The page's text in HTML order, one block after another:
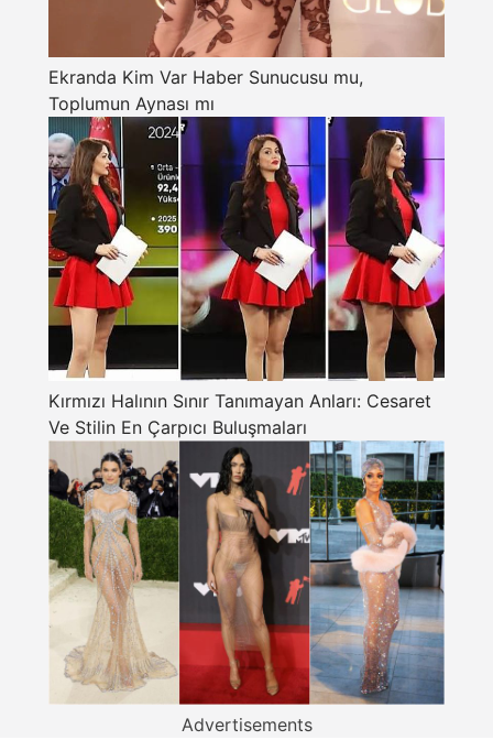
Ekranda Kim Var Haber Sunucusu mu,
Toplumun Aynası mı
Kırmızı Halının Sınır Tanımayan Anları: Cesaret
Ve Stilin En Çarpıcı Buluşmaları
Advertisements